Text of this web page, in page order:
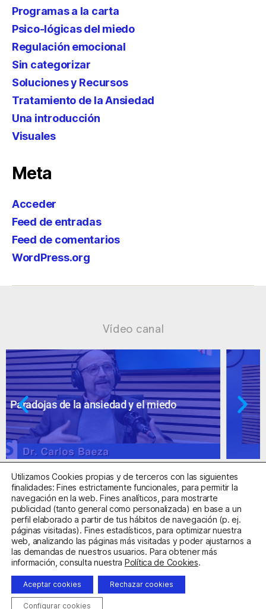
Programas a la carta
Psico-lógicas del miedo
Regulación emocional
Sin categorizar
Soluciones y Recursos
Tratamiento de la Ansiedad
Una introducción
Visuales
Meta
Acceder
Feed de entradas
Feed de comentarios
WordPress.org
Vídeo canal
Ansiedad: supuestos cuestionables
Centro Sanitario Autorizado con el código E08737002
Aviso LegalPolítica de PrivacidadPolítica de Cookies
Clínica de la Ansiedad. Teléfonos:932263020
Correo:
Utilizamos Cookies propias y de terceros con las siguientes
finalidades: Fines estrictamente funcionales, para permitir la
navegación en la web. Fines analíticos, para mostrarte
publicidad (tanto general como personalizada) en base a un
perfil elaborado a partir de tus hábitos de navegación (p. ej.
páginas visitadas). Fines estadísticos, para optimizar nuestra
web, analizando las páginas más visitadas y poder ajustarnos a
las demandas de nuestros usuarios. Para obtener más
información, consulta nuestra Política de Cookies.
Aceptar cookies Rechazar cookies
Configurar cookies